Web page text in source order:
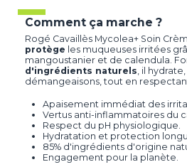
Comment ça marche ?
Rogé Cavaillès Mycolea+ Soin
protège les muqueuses irritées
mangoustanier et de calendula.
d'ingrédients naturels , il
démangeaisons, tout en
Apaisement immédiat des
Vertus anti-inflammatoires du
Respect du pH physiologique.
Hydratation et protection
85% d'ingrédients d'origine
Engagement pour la planète.